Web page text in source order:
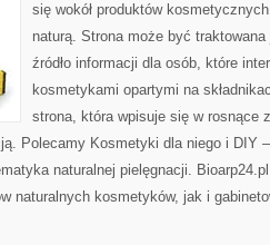
się wokół produktów
naturą. Strona może być
źródło informacji dla osób, które
kosmetykami opartymi na
strona, która wpisuje się w rosnące
Polecamy Kosmetyki dla niego i DIY
naturalnej pielęgnacji.
naturalnych kosmetyków, jak i